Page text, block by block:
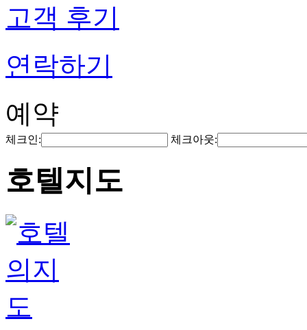
고객 후기
연락하기
예약
체크인: 체크아웃:
호텔지도